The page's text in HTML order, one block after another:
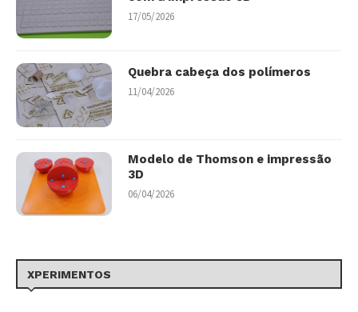
17/05/2026
Quebra cabeça dos polímeros
11/04/2026
Modelo de Thomson e impressão
3D
06/04/2026
XPERIMENTOS